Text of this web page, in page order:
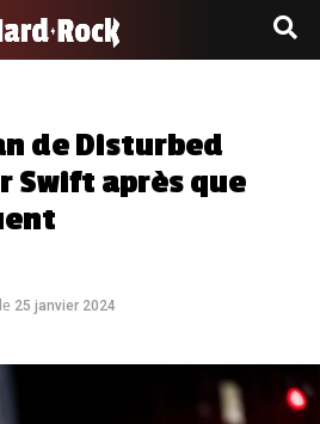
de Disturbed
Swift après que
le 25 janvier 2024